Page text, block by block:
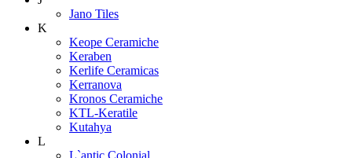
Jano Tiles
K
Keope Ceramiche
Keraben
Kerlife Ceramicas
Kerranova
Kronos Ceramiche
KTL-Keratile
Kutahya
L
L`antic Colonial